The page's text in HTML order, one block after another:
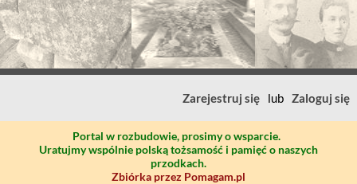
Zarejestruj się lub Zaloguj się
Portal w rozbudowie, prosimy o wsparcie.
Uratujmy wspólnie polską tożsamość i pamięć o naszych
przodkach.
Zbiórka przez Pomagam.pl